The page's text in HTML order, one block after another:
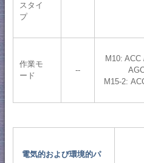
スタイ
プ
作業モ
ード
--
M10: ACC
M15-2:
電気的および環境的パ